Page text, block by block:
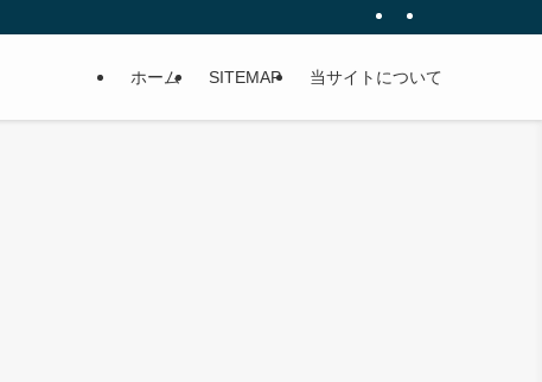
ホーム SITEMAP 当サイトについて